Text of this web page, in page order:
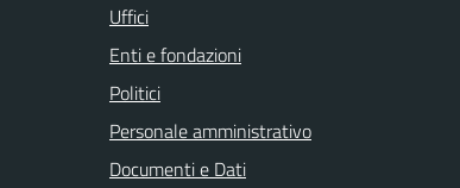
Uffici
Enti e fondazioni
Politici
Personale amministrativo
Documenti e Dati